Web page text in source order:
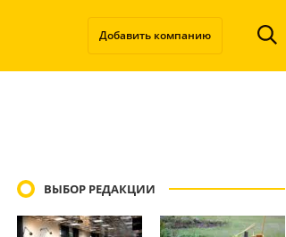
Добавить компанию
ВЫБОР РЕДАКЦИИ